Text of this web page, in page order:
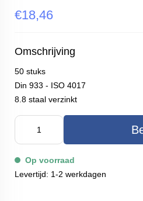
€18,46
Omschrijving
50 stuks
Din 933 - ISO 4017
8.8 staal verzinkt
Op voorraad
Levertijd: 1-2 werkdagen